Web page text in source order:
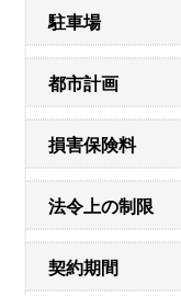
駐車場
都市計画
損害保険料
法令上の制限
契約期間